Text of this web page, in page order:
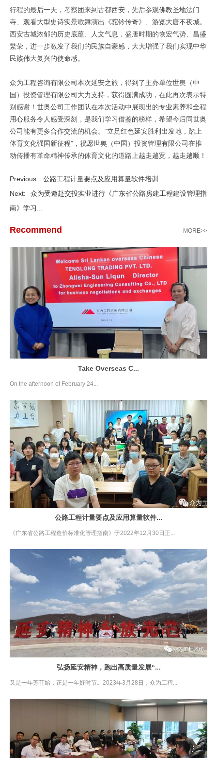
行程的最后一天，考察团来到古都西安，先后参观佛教圣地法门
寺、观看大型史诗实景歌舞演出《驼铃传奇》、游览大唐不夜城。
西安古城浓郁的历史底蕴、人文气息，盛唐时期的恢宏气势、昌盛
繁荣，进一步激发了我们的民族自豪感，大大增强了我们实现中华
民族伟大复兴的使命感。
众为工程咨询有限公司本次延安之旅，得到了主办单位世奥（中
国）投资管理有限公司大力支持，获得圆满成功，在此再次表示特
别感谢！世奥公司工作团队在本次活动中展现出的专业素养和全程
用心服务令人感受深刻，是我们学习借鉴的榜样，希望今后同世奥
公司能有更多合作交流的机会。“立足红色延安胜利出发地，踏上
体育文化强国新征程”，祝愿世奥（中国）投资管理有限公司在推
动传播有革命精神传承的体育文化的道路上越走越宽，越走越顺！
Previous:
公路工程计量要点及应用算量软件培训
Next:
众为受邀赴交投实业进行《广东省公路房建工程建设管理指
南》学习...
Recommend MORE>>
Take Overseas C...
On the afternoon of February 24...
公路工程计量要点及应用算量软件...
《广东省公路工程造价标准化管理指南》于2022年12月30日正...
弘扬延安精神，跑出高质量发展“...
又是一年芳菲始，正是一年好时节。2023年3月28日，众为工程...